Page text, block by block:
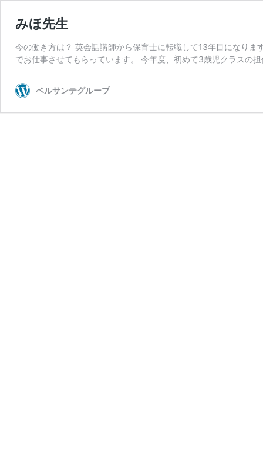
みほ先生
今の働き方は？ 英会話講師から保育士に転職して13年目になり
でお仕事させてもらっています。 今年度、初めて3歳児クラスの
ベルサンテグループ